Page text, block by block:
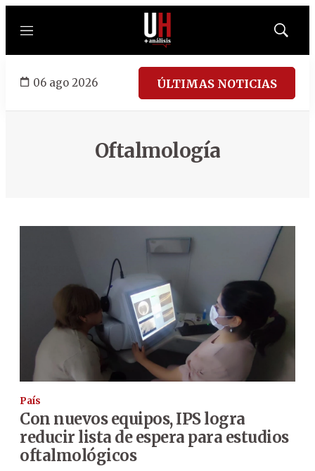
Menú
Mostrar
06 ago 2026 ÚLTIMAS NOTICIAS
Oftalmología
País
Con nuevos equipos, IPS logra
reducir lista de espera para estudios
oftalmológicos